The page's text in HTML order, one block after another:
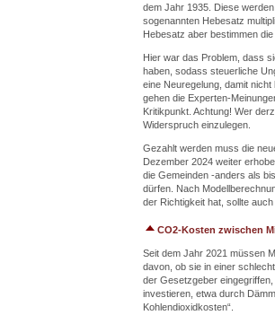
dem Jahr 1935. Diese
sogenannten Hebesatz
Hebesatz aber bestimmen
Hier war das Problem, dass
haben, sodass steuerliche
eine Neuregelung, damit
gehen die Experten-
Kritikpunkt. Achtung! Wer
Widerspruch einzulegen.
Gezahlt werden muss die
Dezember 2024 weiter
die Gemeinden -anders als
dürfen. Nach
der Richtigkeit hat, sollte
CO2-Kosten zwischen
Seit dem Jahr 2021 müssen
davon, ob sie in einer
der Gesetzgeber
investieren, etwa durch
Kohlendioxidkosten“.